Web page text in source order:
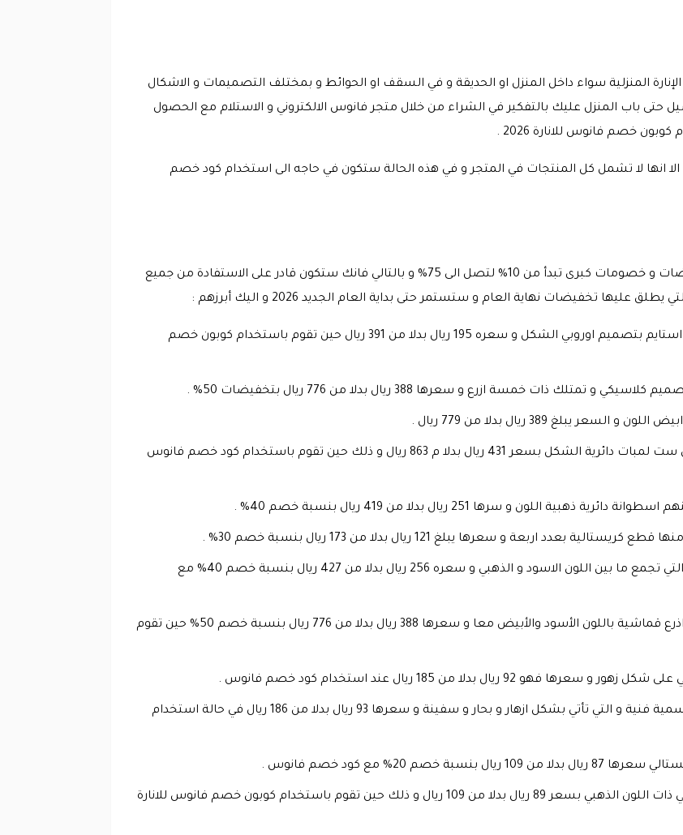
المنزلية سواء داخل المنزل او الحديقة و في السقف او الحوائط و بمختلف التصميمات و الاشكال
باب المنزل عليك بالتفكير في الشراء من خلال متجر فانوس الالكتروني و الاستلام مع الحصول
خصم فانوس للانارة 2026 .
انها لا تشمل كل المنتجات في المتجر و في هذه الحالة ستكون في حاجه الى استخدام كود خصم
في الوقت الحالي فان متجر فانوس للانارة يوفر تخفيضات و خصومات كبرى تبدأ من 10% لتصل الى 75% و بالتالي فانك ستكون قادر على الاستفادة من جميع
نجفة سقفة ذهبية اللون من الكريستال و تمتلك استايم بتصميم اوروبي الشكل و سعره 195 ريال بدلا من 391 ريال حين تقوم باستخدام كوبون خصم
ذات خمسة ازرع و سعرها 388 ريال بدلا من 776 ريال بتخفيضات 50% .
يبلغ 389 ريال بدلا من 779 ريال .
ثريا ذات كابل سقفي و ذات تصميم حلقي و تحتوي ست لمبات دائرية الشكل بسعر 431 ريال بدلا م 863 ريال و ذلك حين تقوم باستخدام كود خصم فانوس
و سرها 251 ريال بدلا من 419 ريال بنسبة خصم 40% .
اربعة و سعرها يبلغ 121 ريال بدلا من 173 ريال بنسبة خصم 30% .
اباجورة طويلة اللون ذات تصميم ستايل اوروبي و التي تجمع ما بين اللون الاسود و الذهبي و سعره 256 ريال بدلا من 427 ريال بنسبة خصم 40% مع
ثيا ذات تصميم كلاسيكي و التي تمتلك عدد ستة اذرع قماشية باللون الأسود والأبيض معا و سعرها 388 ريال بدلا من 776 ريال بنسبة خصم 50% حين تقوم
بدلا من 185 ريال عند استخدام كود خصم فانوس .
ابليك مخصص للحوائط و و عليها من خلا خارج رسمية فنية و التي تأتي بشكل ازهار و بحار و سفينة و سعرها 93 ريال بدلا من 186 ريال في حالة استخدام
20% مع كود خصم فانوس .
اضاءة جدارية مودرن ذات تصميم انيق و راقي و هي ذات اللون الذهبي بسعر 89 ريال بدلا من 109 ريال و ذلك حين تقوم باستخدام كوبون خصم فانوس للانارة